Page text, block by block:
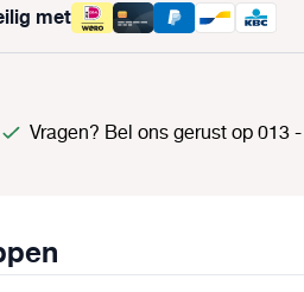
met
Vragen? Bel ons gerust op 013